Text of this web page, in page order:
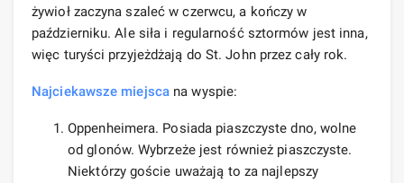
żywioł zaczyna szaleć w czerwcu, a kończy w
październiku. Ale siła i regularność sztormów jest inna,
więc turyści przyjeżdżają do St. John przez cały rok.
Najciekawsze miejsca na wyspie:
Oppenheimera. Posiada piaszczyste dno, wolne
od glonów. Wybrzeże jest również piaszczyste.
Niektórzy goście uważają to za najlepszy